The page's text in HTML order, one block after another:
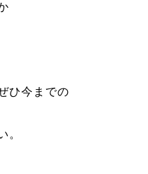
ひ今までの
。